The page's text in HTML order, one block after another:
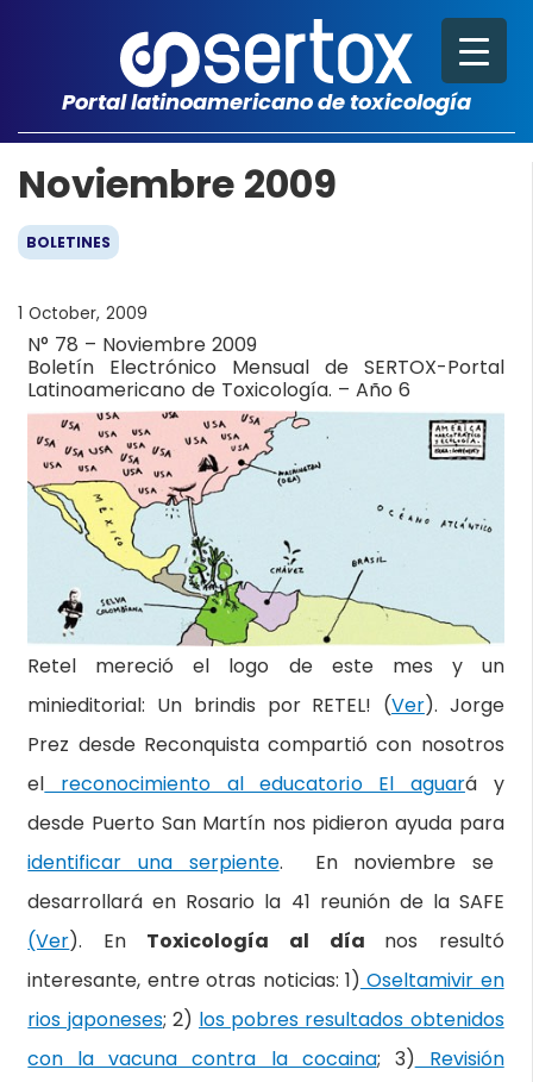
Portal latinoamericano de toxicología
Noviembre 2009
BOLETINES
1 October, 2009
N° 78 – Noviembre 2009
Boletín Electrónico Mensual de SERTOX-Portal
Latinoamericano de Toxicología. – Año 6
Retel mereció el logo de este mes y un
minieditorial: Un brindis por RETEL! (Ver). Jorge
Prez desde Reconquista compartió con nosotros
el reconocimiento al educatorio El aguará y
desde Puerto San Martín nos pidieron ayuda para
identificar una serpiente. En noviembre se
desarrollará en Rosario la 41 reunión de la SAFE
(Ver). En Toxicología al día nos resultó
interesante, entre otras noticias: 1) Oseltamivir en
rios japoneses; 2) los pobres resultados obtenidos
con la vacuna contra la cocaina; 3) Revisión